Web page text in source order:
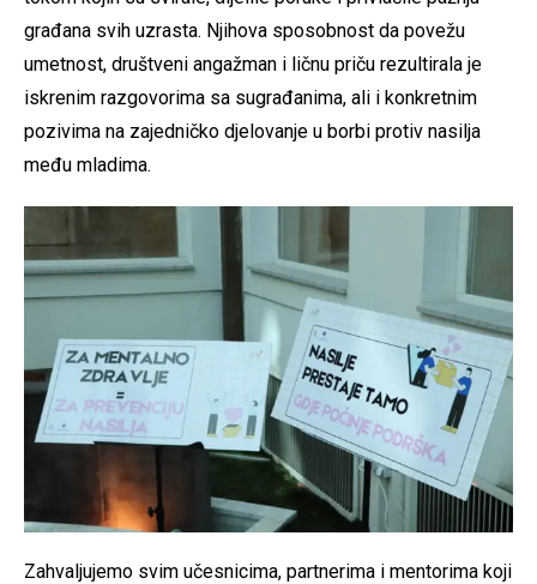
građana svih uzrasta. Njihova sposobnost da povežu
umetnost, društveni angažman i ličnu priču rezultirala je
iskrenim razgovorima sa sugrađanima, ali i konkretnim
pozivima na zajedničko djelovanje u borbi protiv nasilja
među mladima.
Zahvaljujemo svim učesnicima, partnerima i mentorima koji